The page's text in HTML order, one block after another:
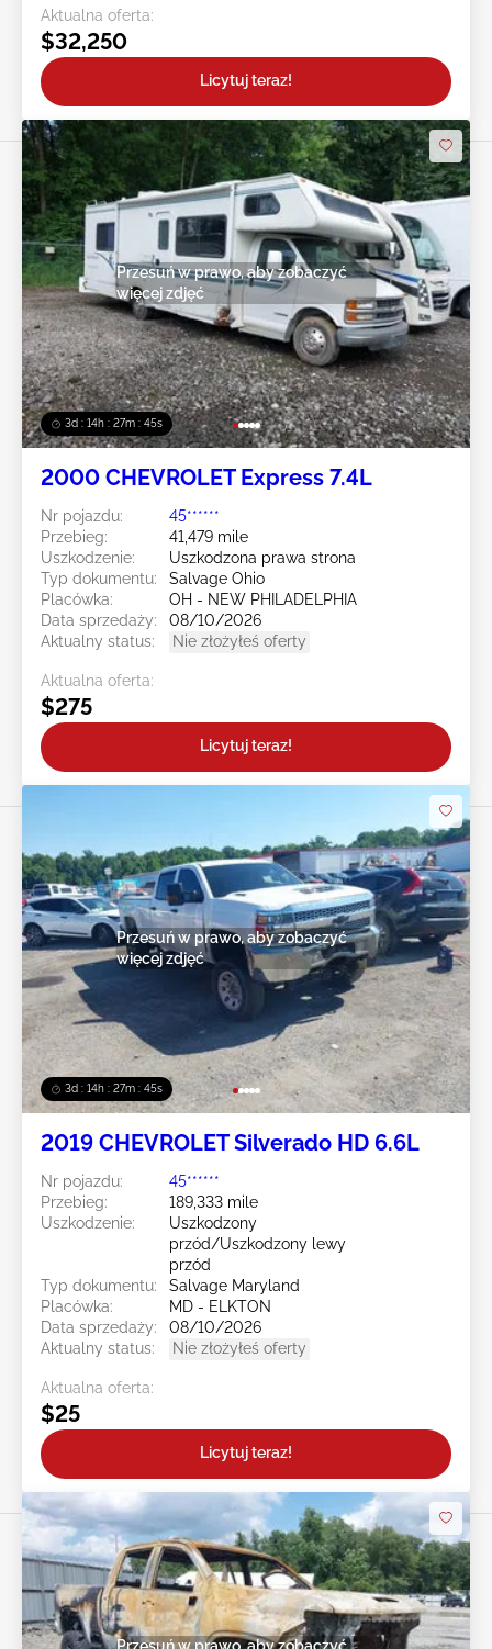
Aktualna oferta:
$32,250
Licytuj teraz!
3d : 14h : 27m : 43s
Przesuń w prawo, aby zobaczyć
więcej zdjęć
2000 CHEVROLET Express 7.4L
Nr pojazdu:
45******
Przebieg:
41,479 mile
Uszkodzenie:
Uszkodzona prawa strona
Typ dokumentu:
Salvage Ohio
Placówka:
OH - NEW PHILADELPHIA
Data sprzedaży:
08/10/2026
Aktualny status:
Nie złożyłeś oferty
Aktualna oferta:
$275
Licytuj teraz!
3d : 14h : 27m : 43s
Przesuń w prawo, aby zobaczyć
więcej zdjęć
2019 CHEVROLET Silverado HD 6.6L
Nr pojazdu:
45******
Przebieg:
189,333 mile
Uszkodzenie:
Uszkodzony
przód/Uszkodzony lewy
przód
Typ dokumentu:
Salvage Maryland
Placówka:
MD - ELKTON
Data sprzedaży:
08/10/2026
Aktualny status:
Nie złożyłeś oferty
Aktualna oferta:
$25
Licytuj teraz!
Przesuń w prawo, aby zobaczyć